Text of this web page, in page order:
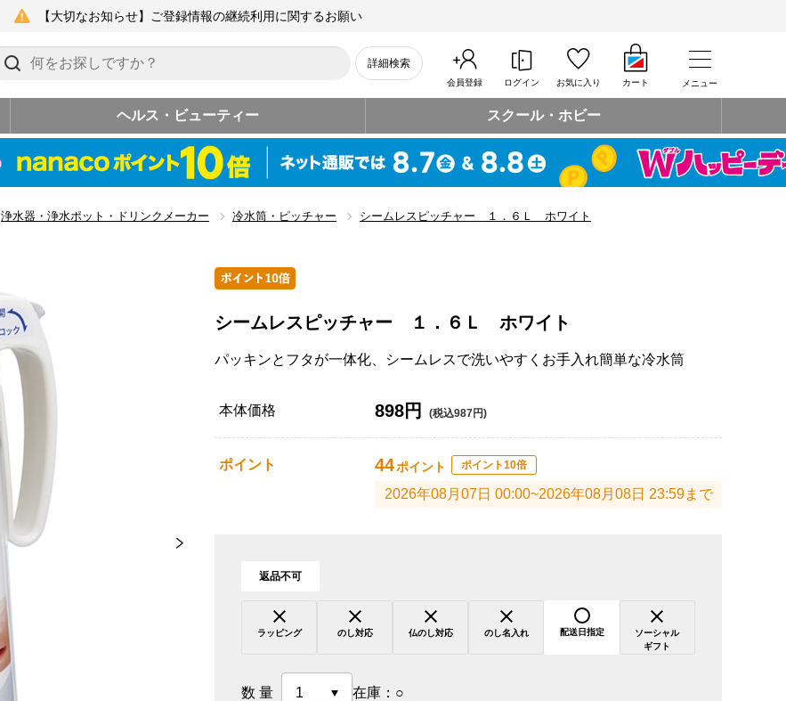
【大切なお知らせ】ご登録情報の継続利用に関するお願い
詳細検索
会員登録 ログイン お気に入り カート メニュー
ヘルス・ビューティー スクール・ホビー
浄水器・浄水ポット・ドリンクメーカー 冷水筒・ピッチャー シームレスピッチャー １．６Ｌ ホワイト
シームレスピッチャー １．６Ｌ ホワイト
パッキンとフタが一体化、シームレスで洗いやすくお手入れ簡単な冷水筒
本体価格 898円 (税込987円)
ポイント 44ポイント ポイント10倍
2026年08月07日 00:00~2026年08月08日 23:59まで
返品不可
ラッピング のし対応 仏のし対応 のし名入れ 配送日指定
ソーシャル
ギフト
数量 在庫： ○